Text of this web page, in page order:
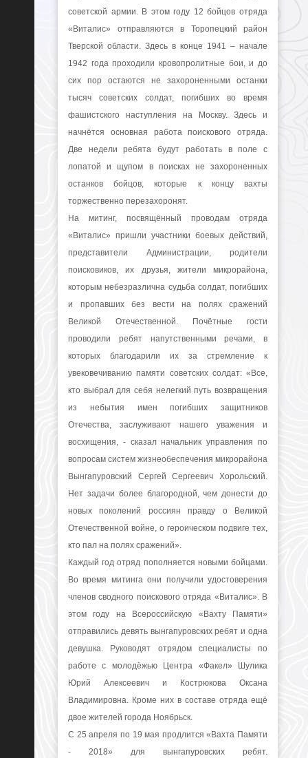
советской армии. В этом году 12 бойцов отряда
«Виталис» отправляются в Торопецкий район
Тверской области. Здесь в конце 1941 – начале
1942 года проходили кровопролитные бои, и до
сих пор остаются не захороненными останки
тысяч советских солдат, погибших во время
фашистского наступления на Москву. Здесь и
начнётся основная работа поискового отряда.
Две недели ребята будут работать в поле с
лопатой и щупом в поисках не захороненных
останков бойцов, которые к концу вахты
торжественно перезахоронят.
На митинг, посвящённый проводам отряда
«Виталис» пришли участники боевых действий,
представители Администрации, родители
поисковиков, их друзья, жители микрорайона,
которым небезразлична судьба солдат, погибших
и пропавших без вести на полях сражений
Великой Отечественной. Почётные гости
проводили ребят напутственными речами, в
которых благодарили их за стремление к
увековечиванию памяти советских солдат: «Все,
кто выбрал для себя нелегкий путь возвращения
из небытия имен погибших защитников
Отечества, заслуживают нашего уважения и
восхищения, - сказал начальник управления по
вопросам систем жизнеобеспечения микрорайона
Вынгапуровский Сергей Сергеевич Хорольский.
Нет задачи более благородной, чем донести до
новых поколений россиян правду о Великой
Отечественной войне, о героическом подвиге тех,
кто пал на полях сражений».
Каждый год отряд пополняется новыми бойцами.
Во время митинга они получили удостоверения
членов сводного поискового отряда «Виталис». В
этом году на Всероссийскую «Вахту Памяти»
отправились девять вынгапуровских ребят и одна
девушка. Руководят отрядом специалисты по
работе с молодёжью Центра «Факел» Шулика
Юрий Алексеевич и Кострюкова Оксана
Владимировна. Кроме них в составе отряда ещё
двое жителей города Ноябрьск.
С 25 апреля по 19 мая продлится «Вахта Памяти
- 2018» для вынгапуровских ребят.